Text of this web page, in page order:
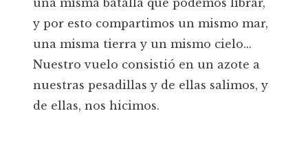
una misma batalla que podemos librar,
y por esto compartimos un mismo mar,
una misma tierra y un mismo cielo...
Nuestro vuelo consistió en un azote a
nuestras pesadillas y de ellas salimos, y
de ellas, nos hicimos.